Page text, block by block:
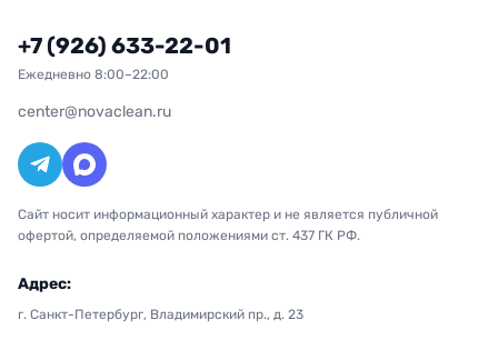
+7 (926) 633-22-01
Ежедневно 8:00–22:00
center@novaclean.ru
Сайт носит информационный характер и не является публичной
офертой, определяемой положениями ст. 437 ГК РФ.
Адрес:
г. Санкт-Петербург, Владимирский пр., д. 23